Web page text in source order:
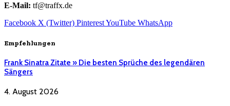
E-Mail: tf@traffx.de
Facebook X (Twitter) PinterestYouTube WhatsApp
Empfehlungen
Frank Sinatra Zitate » Die besten Sprüche des legendären
Sängers
4. August 2026